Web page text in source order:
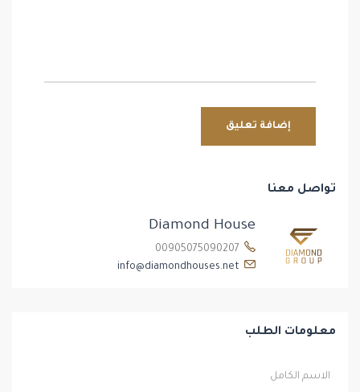
تواصل معنا
Diamond House
info@diamondhouses.net
معلومات الطلب